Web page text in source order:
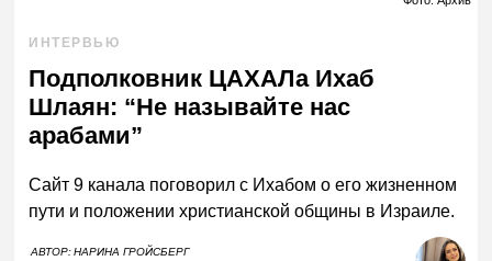
ИНТЕРВЬЮ
Подполковник ЦАХАЛа Ихаб
Шлаян: “Не называйте нас
арабами”
Сайт 9 канала поговорил с Ихабом о его жизненном
пути и положении христианской общины в Израиле.
АВТОР:НАРИНА ГРОЙСБЕРГ